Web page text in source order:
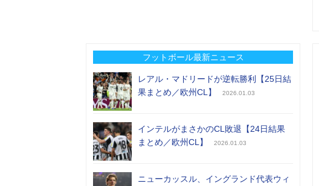
フットボール最新ニュース
レアル・マドリードが逆転勝利【25日結
果まとめ／欧州CL】
2026.01.03
インテルがまさかのCL敗退【24日結果
まとめ／欧州CL】
2026.01.03
ニューカッスル、イングランド代表ウィ